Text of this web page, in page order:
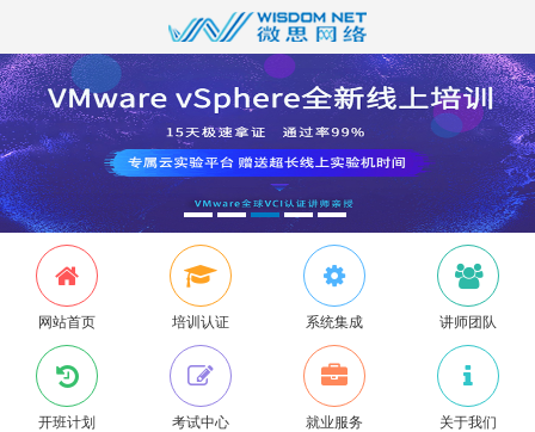
网站首页 培训认证 系统集成 讲师团队
开班计划 考试中心 就业服务 关于我们